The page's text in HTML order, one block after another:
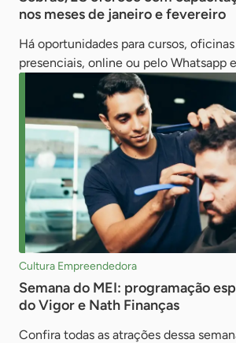
nos meses de janeiro e fevereiro
Há oportunidades para cursos,
presenciais, online ou pelo Whatsapp
Cultura Empreendedora
Semana do MEI: programação
do Vigor e Nath Finanças
Confira todas as atrações dessa